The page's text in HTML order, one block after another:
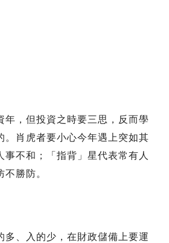
年，但投資之時要三思，反而學
。肖虎者要小心今年遇上突如其
事不和；「指背」星代表常有人
勝防。
多、入的少，在財政儲備上要運